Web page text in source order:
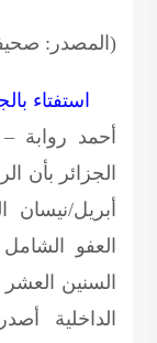
(المصدر: صحيفة
استفتاء
أحمد روابة
الجزائر بأن
أبريل/
العفو
السنين
الداخلية